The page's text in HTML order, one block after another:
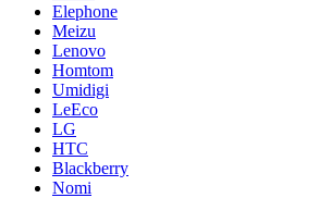
Elephone
Meizu
Lenovo
Homtom
Umidigi
LeEco
LG
HTC
Blackberry
Nomi